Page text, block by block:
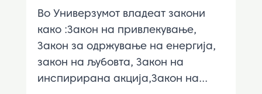
Во Универзумот владеат закони
како :Закон на привлекување,
Закон за одржување на енергија,
закон на љубовта, Закон на
инспирирана акција,Закон на...